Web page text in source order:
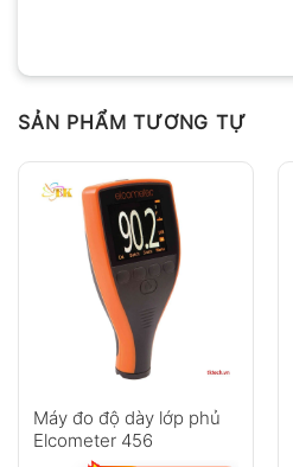
SẢN PHẨM TƯƠNG TỰ
Máy đo độ dày lớp phủ
Elcometer 456